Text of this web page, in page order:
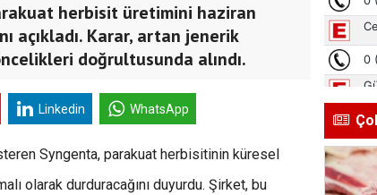
herbisit üretimini haziran
açıkladı. Karar, artan jenerik
doğrultusunda alındı.
Linkedin WhatsApp
Syngenta, parakuat herbisitinin küresel
olarak durduracağını duyurdu. Şirket, bu